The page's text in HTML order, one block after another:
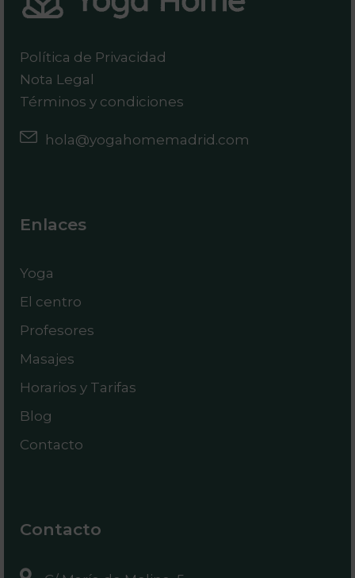
Política de Privacidad
Nota Legal
Términos y condiciones
hola@yogahomemadrid.com
Enlaces
Yoga
El centro
Profesores
Masajes
Horarios y Tarifas
Blog
Contacto
Contacto